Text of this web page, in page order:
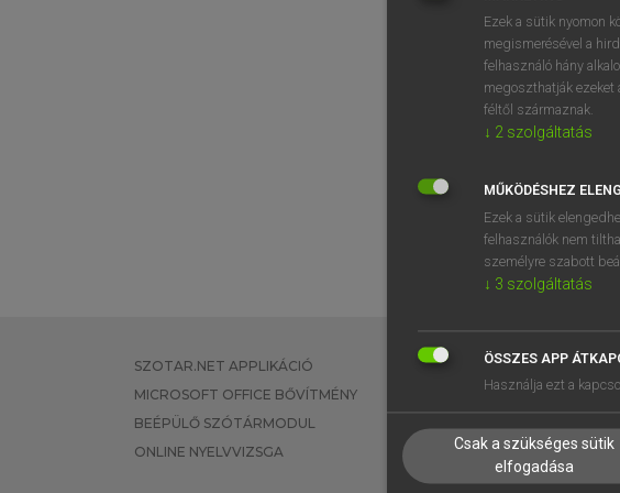
SZOTAR.NET APPLIKÁCIÓ
MICROSOFT OFFICE BŐVÍTMÉNY
BEÉPÜLŐ SZÓTÁRMODUL
ONLINE NYELVVIZSGA
EGYÉNI FELHASZNÁLÓKNAK
TANULÓKNAK
VÁLLALATI MEGOLDÁSOK
Ezek a sütik nyomon
megismerésével a
felhasználó hány
megoszthatják
féltől származnak.
↓ 2 szolgáltatás
MŰKÖDÉSHEZ
Ezek a sütik
felhasználók nem
személyre szabott
↓ 3 szolgáltatás
ÖSSZES APP
Használja ezt a
Csak a szükséges sütik
elfogadása